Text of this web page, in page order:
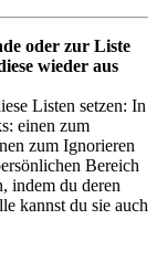
oder zur Liste
wieder aus
Listen setzen: In
einen zum
zum Ignorieren
Bereich
indem du deren
kannst du sie auch